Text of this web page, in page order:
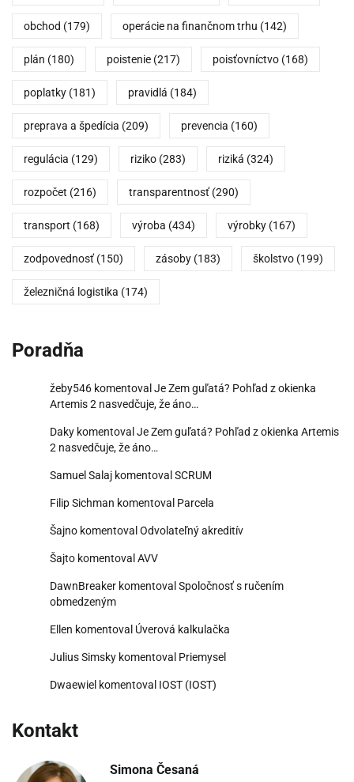
obchod (179) operácie na finančnom trhu (142)
plán (180) poistenie (217) poisťovníctvo (168)
poplatky (181) pravidlá (184)
preprava a špedícia (209) prevencia (160)
regulácia (129) riziko (283) riziká (324)
rozpočet (216) transparentnosť (290)
transport (168) výroba (434) výrobky (167)
zodpovednosť (150) zásoby (183) školstvo (199)
železničná logistika (174)
Poradňa
žeby546 komentoval Je Zem guľatá? Pohľad z okienka
Artemis 2 nasvedčuje, že áno…
Daky komentoval Je Zem guľatá? Pohľad z okienka Artemis
2 nasvedčuje, že áno…
Samuel Salaj komentoval SCRUM
Filip Sichman komentoval Parcela
Šajno komentoval Odvolateľný akreditív
Šajto komentoval AVV
DawnBreaker komentoval Spoločnosť s ručením
obmedzeným
Ellen komentoval Úverová kalkulačka
Julius Simsky komentoval Priemysel
Dwaewiel komentoval IOST (IOST)
Kontakt
Simona Česaná